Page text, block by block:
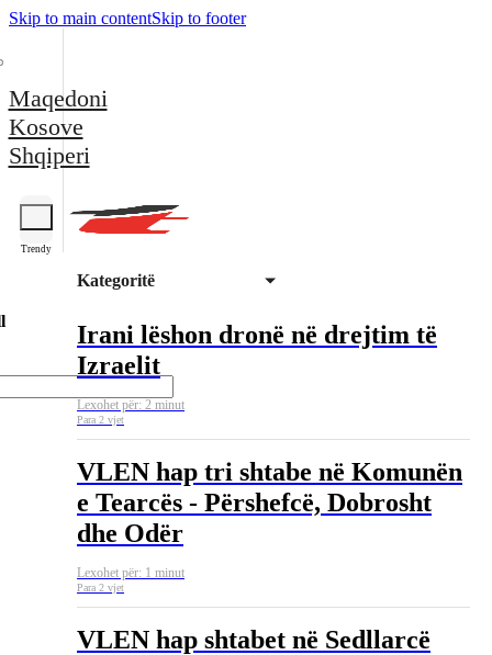
Skip to main contentSkip to footer
Maqedoni
Kosove
Shqiperi
Trendy
Kategoritë
Irani lëshon dronë në drejtim të
Izraelit
Lexohet për: 2 minut
Para 2 vjet
VLEN hap tri shtabe në Komunën
e Tearcës - Përshefcë, Dobrosht
dhe Odër
Lexohet për: 1 minut
Para 2 vjet
VLEN hap shtabet në Sedllarcë